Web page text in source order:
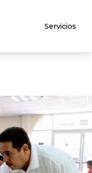
Servicios